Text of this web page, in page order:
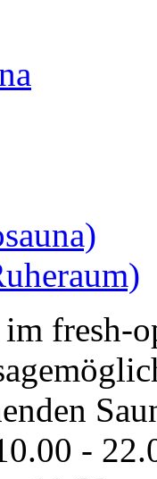
fresh-
-